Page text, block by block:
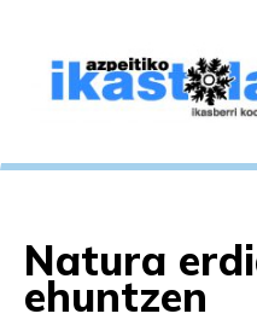
Natura
ehuntzen